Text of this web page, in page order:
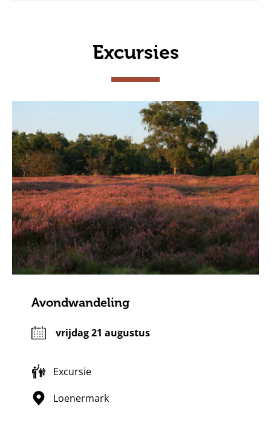
Excursies
Avondwandeling
vrijdag 21 augustus
Excursie
Loenermark